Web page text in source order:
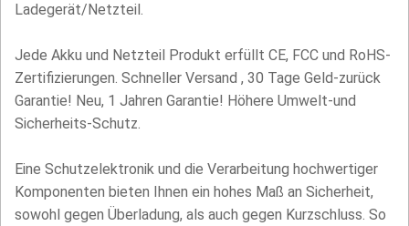
Ladegerät/Netzteil.
Jede Akku und Netzteil Produkt erfüllt CE, FCC und RoHS-
Zertifizierungen. Schneller Versand , 30 Tage Geld-zurück
Garantie! Neu, 1 Jahren Garantie! Höhere Umwelt-und
Sicherheits-Schutz.
Eine Schutzelektronik und die Verarbeitung hochwertiger
Komponenten bieten Ihnen ein hohes Maß an Sicherheit,
sowohl gegen Überladung, als auch gegen Kurzschluss. So